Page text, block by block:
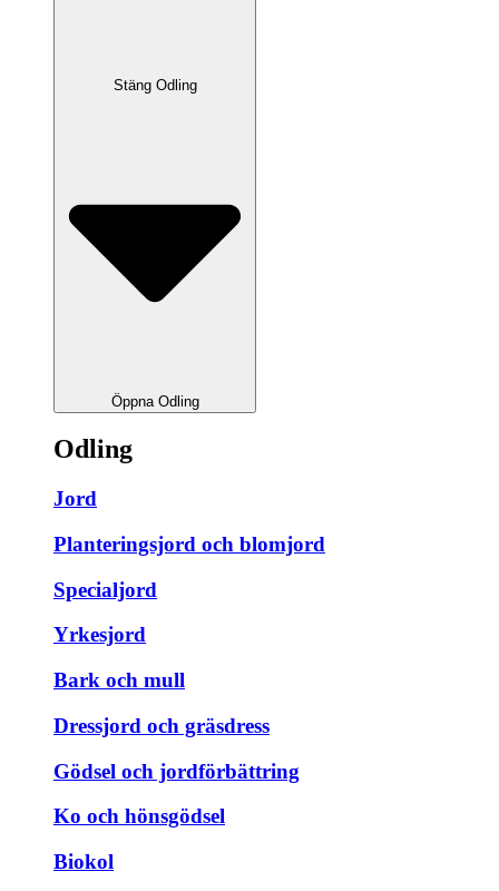
Stäng Odling
Öppna Odling
Odling
Jord
Planteringsjord och blomjord
Specialjord
Yrkesjord
Bark och mull
Dressjord och gräsdress
Gödsel och jordförbättring
Ko och hönsgödsel
Biokol